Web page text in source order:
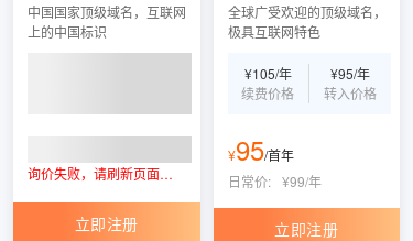
中国国家顶级域名，互联网
上的中国标识
询价失败，请刷新页面重试
立即注册
全球广受欢迎的顶级域名，
极具互联网特色
¥105/年
续费价格
¥95/年
转入价格
¥95/首年
日常价:
¥99/年
立即注册